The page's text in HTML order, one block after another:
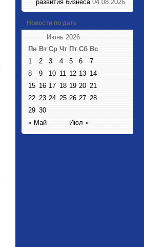
развития бизнеса 04.08.2026
Новости по дате
Июнь 2026
Пн Вт Ср Чт Пт Сб Вс
« Май Июл »
1 2 3 4 5 6
7
8
9 10 11 12 13 14
15 16 17 18 19 20 21
22 23 24 25 26 27 28
29 30